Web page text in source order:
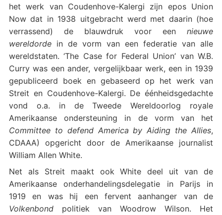
het werk van Coudenhove-Kalergi zijn epos Union
Now dat in 1938 uitgebracht werd met daarin (hoe
verrassend) de blauwdruk voor eennieuwe
wereldordein de vorm van een federatie van alle
wereldstaten. ‘The Case for Federal Union’ van W.B.
Curry was een ander, vergelijkbaar werk, een in 1939
gepubliceerd boek en gebaseerd op het werk van
Streit en Coudenhove-Kalergi. De éénheidsgedachte
vond o.a. in de Tweede Wereldoorlog royale
Amerikaanse ondersteuning in de vorm van het
Committee to defend America by Aiding the Allies,
CDAAA) opgericht door de Amerikaanse journalist
William Allen White.
Net als Streit maakt ook White deel uit van de
Amerikaanse onderhandelingsdelegatie in Parijs in
1919 en was hij een fervent aanhanger van de
Volkenbondpolitiek van Woodrow Wilson. Het